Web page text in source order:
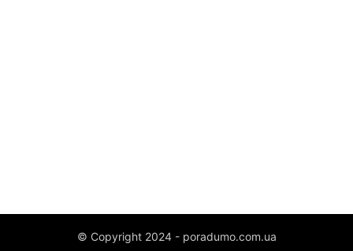
© Copyright 2024 - poradumo.com.ua